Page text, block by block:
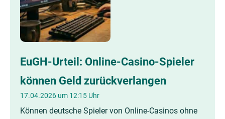
EuGH-Urteil: Online-Casino-Spieler
können Geld zurückverlangen
17.04.2026 um 12:15 Uhr
Können deutsche Spieler von Online-Casinos ohne